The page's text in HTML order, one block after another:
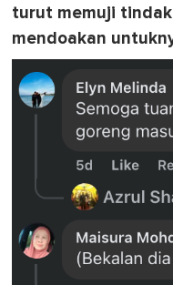
turut memuji
mendoakan